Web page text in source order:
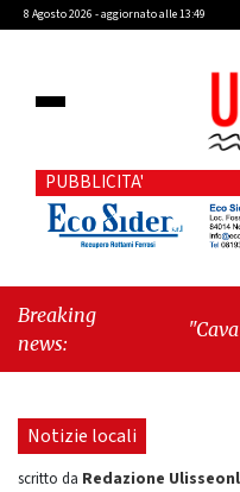
8 Agosto 2026 - aggiornato alle 13:49
PUBBLICITA'
Breaking
news:
"Cava de’
seduta
Notizie locali
scritto da Redazione